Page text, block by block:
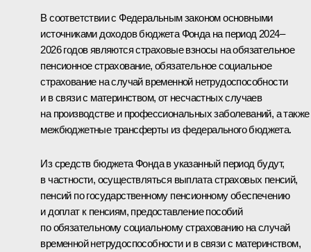
В соответствии с Федеральным законом основными
источниками доходов бюджета Фонда на период 2024–
2026 годов являются страховые взносы на обязательное
пенсионное страхование, обязательное социальное
страхование на случай временной нетрудоспособности
и в связи с материнством, от несчастных случаев
на производстве и профессиональных заболеваний, а также
межбюджетные трансферты из федерального бюджета.
Из средств бюджета Фонда в указанный период будут,
в частности, осуществляться выплата страховых пенсий,
пенсий по государственному пенсионному обеспечению
и доплат к пенсиям, предоставление пособий
по обязательному социальному страхованию на случай
временной нетрудоспособности и в связи с материнством,